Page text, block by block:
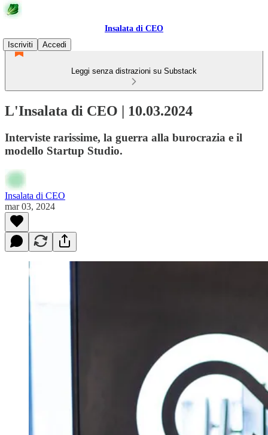
Insalata di CEO
Iscriviti
Accedi
Leggi senza distrazioni su Substack
L'Insalata di CEO | 10.03.2024
Interviste rarissime, la guerra alla burocrazia e il
modello Startup Studio.
Insalata di CEO
mar 03, 2024